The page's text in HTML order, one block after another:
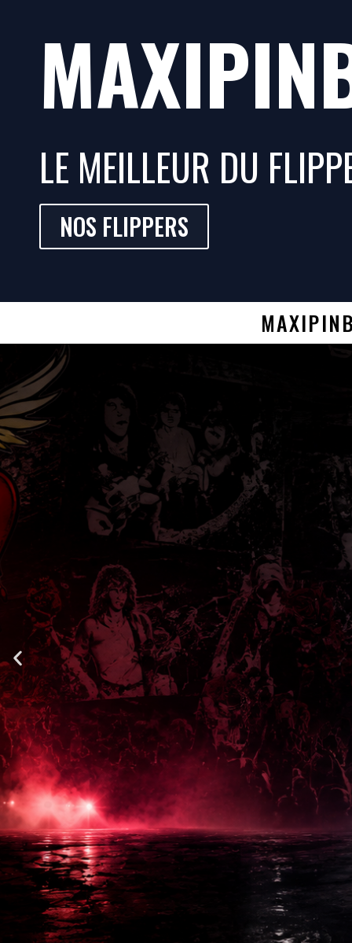
LE MEILLEUR DU
NOS FLIPPERS